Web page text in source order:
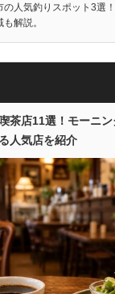
の人気釣りスポット3選
解説。
茶店11選！モーニ
人気店を紹介